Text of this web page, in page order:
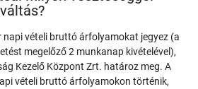
vételi bruttó árfolyamokat jegyez (a
megelőző 2 munkanap kivételével),
Kezelő Központ Zrt. határoz meg. A
vételi bruttó árfolyamokon történik,